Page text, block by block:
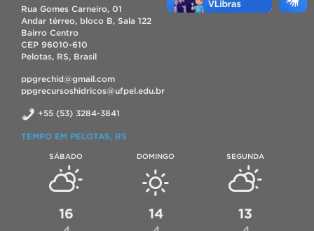
Rua Gomes Carneiro, 01
Andar térreo, bloco B, Sala 122
Bairro Centro
CEP 96010-610
Pelotas, RS, Brasil
ppgrechid@gmail.com
ppgrecursoshidricos@ufpel.edu.br
+55 (53) 3284-3841
TEMPO EM PELOTAS, RS
SÁBADO
16
DOMINGO
14
SEGUNDA
13